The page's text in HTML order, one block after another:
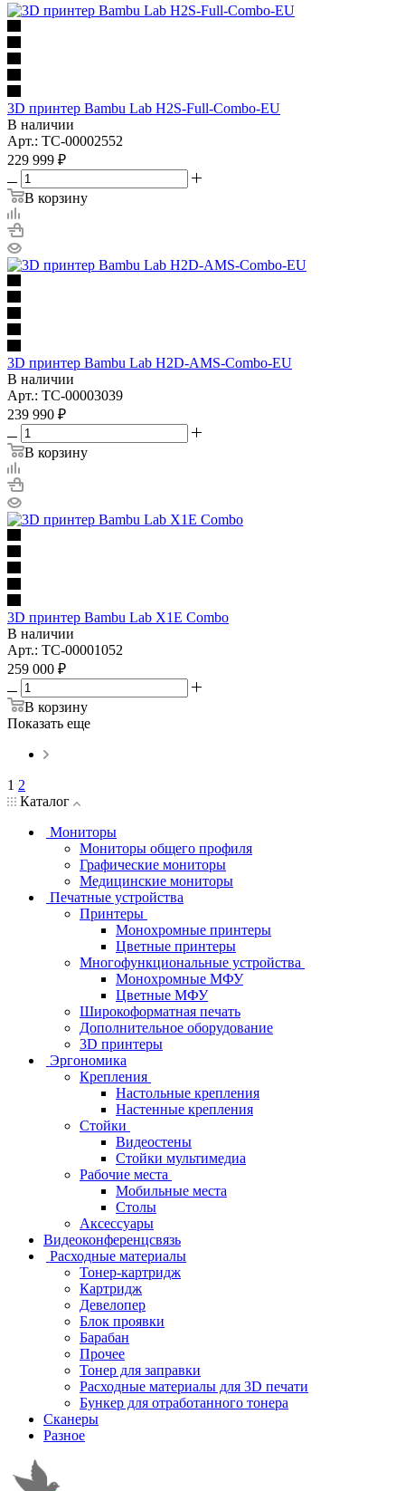
3D принтер Bambu Lab H2S-Full-Combo-EU
В наличии
Арт.: TC-00002552
229 999 ₽
В корзину
3D принтер Bambu Lab H2D-AMS-Combo-EU
В наличии
Арт.: TC-00003039
239 990 ₽
В корзину
3D принтер Bambu Lab X1E Combo
В наличии
Арт.: TC-00001052
259 000 ₽
В корзину
Показать еще
1 2
Каталог
Мониторы
Мониторы общего профиля
Графические мониторы
Медицинские мониторы
Печатные устройства
Принтеры
Моноxромныe принтеры
Цвeтныe принтеры
Многофункциональные устройства
Монохромные МФУ
Цветные МФУ
Широкоформатная печать
Дополнительное оборудование
3D принтеры
Эргономика
Крепления
Настольные крепления
Настенные крепления
Стойки
Видеостены
Стойки мультимедиа
Рабочие места
Мобильные места
Столы
Аксессуары
Видеоконференцсвязь
Расходные материалы
Тонер-картридж
Картридж
Девелопер
Блок проявки
Барабан
Прочее
Тонер для заправки
Расходные материалы для 3D печати
Бункер для отработанного тонера
Сканеры
Разное